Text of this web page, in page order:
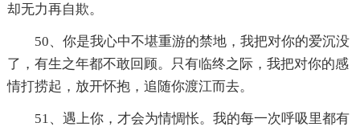
却无力再自欺。
50、你是我心中不堪重游的禁地，我把对你的爱沉没
了，有生之年都不敢回顾。只有临终之际，我把对你的感
情打捞起，放开怀抱，追随你渡江而去。
51、遇上你，才会为情惆怅。我的每一次呼吸里都有